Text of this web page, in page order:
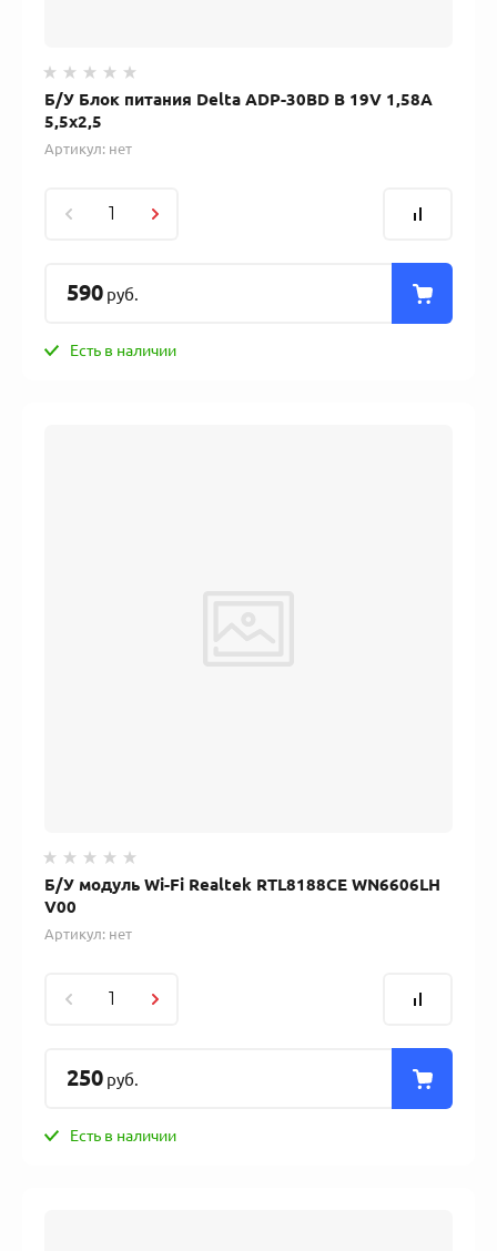
Б/У Блок питания Delta ADP-30BD B 19V 1,58A
5,5x2,5
Артикул: нет
590 руб.
Есть в наличии
Б/У модуль Wi-Fi Realtek RTL8188CE WN6606LH
V00
Артикул: нет
250 руб.
Есть в наличии